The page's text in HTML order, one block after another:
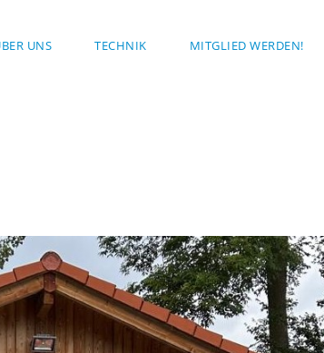
UNS TECHNIK MITGLIED WERDEN!